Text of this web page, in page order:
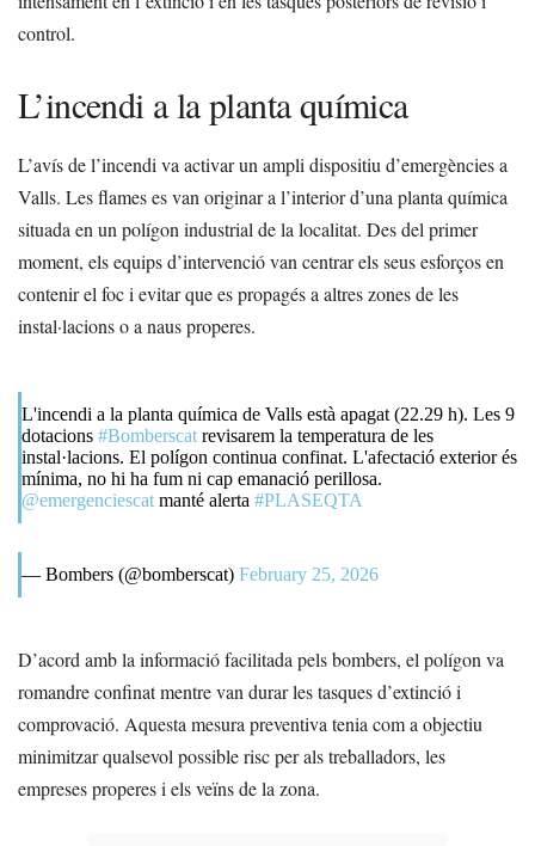
control.
L’incendi a la planta química
L’avís de l’incendi va activar un ampli dispositiu d’emergències a
Valls. Les flames es van originar a l’interior d’una planta química
situada en un polígon industrial de la localitat. Des del primer
moment, els equips d’intervenció van centrar els seus esforços en
contenir el foc i evitar que es propagés a altres zones de les
instal·lacions o a naus properes.
L'incendi a la planta química de Valls està apagat (22.29 h). Les 9
dotacions #Bomberscat revisarem la temperatura de les
instal·lacions. El polígon continua confinat. L'afectació exterior és
mínima, no hi ha fum ni cap emanació perillosa.
@emergenciescat manté alerta #PLASEQTA
— Bombers (@bomberscat) February 25, 2026
D’acord amb la informació facilitada pels bombers, el polígon va
romandre confinat mentre van durar les tasques d’extinció i
comprovació. Aquesta mesura preventiva tenia com a objectiu
minimitzar qualsevol possible risc per als treballadors, les
empreses properes i els veïns de la zona.